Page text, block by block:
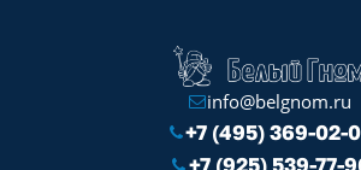
info@belgnom.ru
+7 (495) 369-02-
+7 (925) 539-77-